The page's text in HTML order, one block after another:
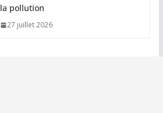
la pollution
27 juillet 2026